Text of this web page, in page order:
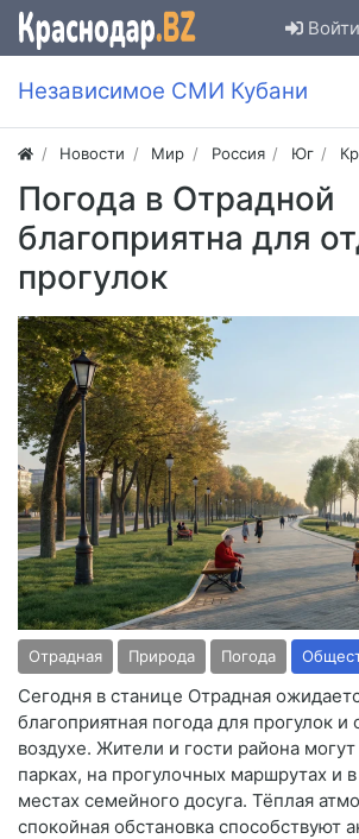
Войти
Независимое СМИ Кубани
Новости Мир Россия Юг
Погода в Отрадной
благоприятна для
прогулок
Отрадная Природа Погода
Сегодня в станице Отрадная
благоприятная погода для прогулок
воздухе. Жители и гости района
парках, на прогулочных маршрутах и
местах семейного досуга. Тёплая
спокойная обстановка способствуют